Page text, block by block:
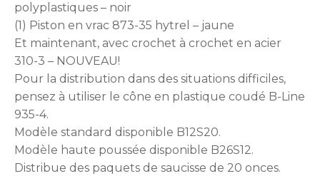
polyplastiques – noir
(1) Piston en vrac 873-35 hytrel – jaune
Et maintenant, avec crochet à crochet en acier
310-3 – NOUVEAU!
Pour la distribution dans des situations difficiles,
pensez à utiliser le cône en plastique coudé B-Line
935-4.
Modèle standard disponible B12S20.
Modèle haute poussée disponible B26S12.
Distribue des paquets de saucisse de 20 onces.